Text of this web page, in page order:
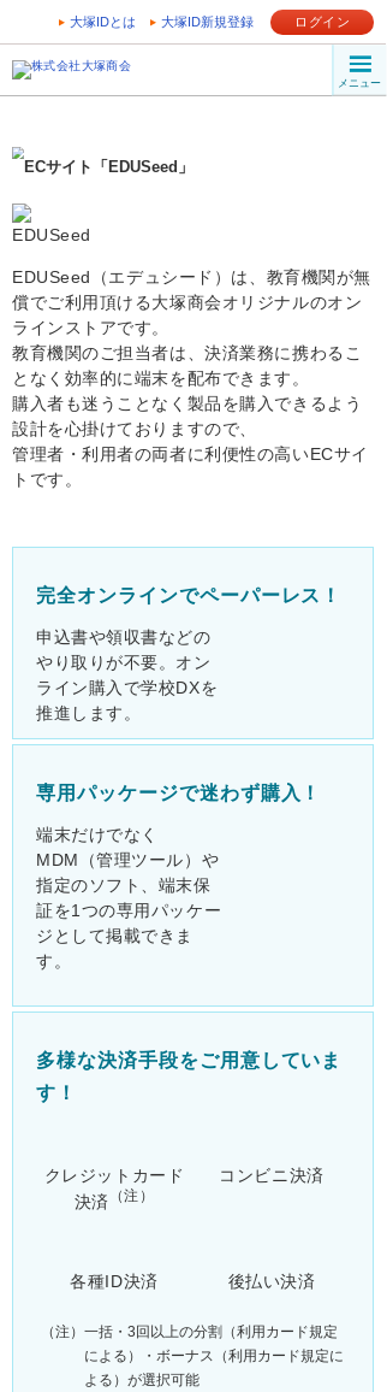
大塚IDとは 大塚ID新規登録 ログイン
メニュー
EDUSeed（エデュシード）は、教育機関が無
償でご利用頂ける大塚商会オリジナルのオン
ラインストアです。
教育機関のご担当者は、決済業務に携わるこ
となく効率的に端末を配布できます。
購入者も迷うことなく製品を購入できるよう
設計を心掛けておりますので、
管理者・利用者の両者に利便性の高いECサイ
トです。
完全オンラインでペーパーレス！
申込書や領収書などの
やり取りが不要。オン
ライン購入で学校DXを
推進します。
専用パッケージで迷わず購入！
端末だけでなく
MDM（管理ツール）や
指定のソフト、端末保
証を1つの専用パッケー
ジとして掲載できま
す。
多様な決済手段をご用意していま
す！
クレジットカード
決済 （注）
コンビニ決済
各種ID決済 後払い決済
（注）一括・3回以上の分割（利用カード規定
による）・ボーナス（利用カード規定に
よる）が選択可能